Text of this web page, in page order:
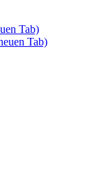
Tab)
Tab)